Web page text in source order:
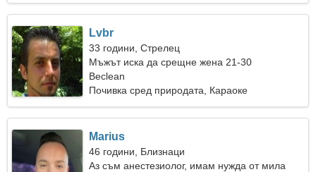
Lvbr
33 години, Стрелец
Мъжът иска да срещне жена 21-30
Beclean
Почивка сред природата, Караоке
Marius
46 години, Близнаци
Аз съм анестезиолог, имам нужда от мила